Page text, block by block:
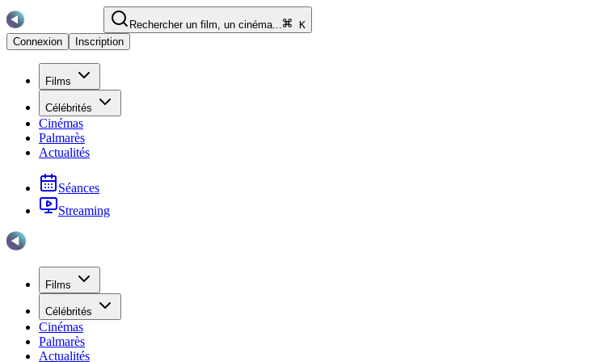
Rechercher un film, un cinéma...
K
Connexion
Inscription
Films
Célébrités
Cinémas
Palmarès
Actualités
Séances
Streaming
Films
Célébrités
Cinémas
Palmarès
Actualités